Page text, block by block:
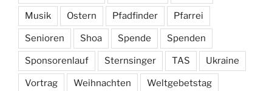
Musik Ostern Pfadfinder Pfarrei
Senioren Shoa Spende Spenden
Sponsorenlauf Sternsinger TAS Ukraine
Vortrag Weihnachten Weltgebetstag